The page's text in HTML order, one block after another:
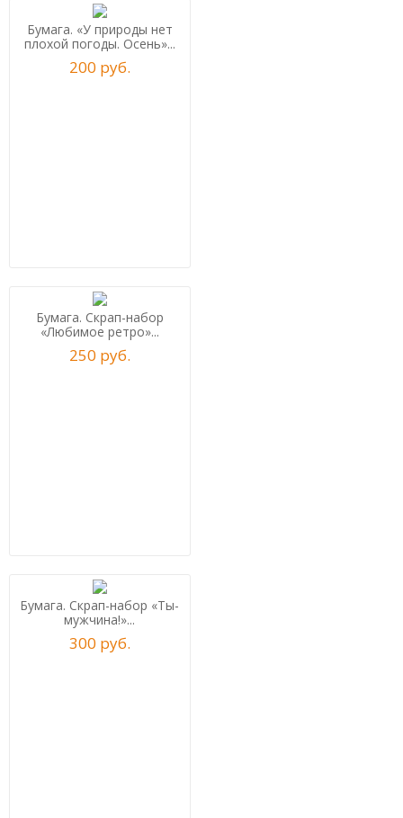
Бумага. «У природы нет
плохой погоды. Осень»...
200 руб.
Бумага. Скрап-набор
«Любимое ретро»...
250 руб.
Бумага. Скрап-набор «Ты-
мужчина!»...
300 руб.